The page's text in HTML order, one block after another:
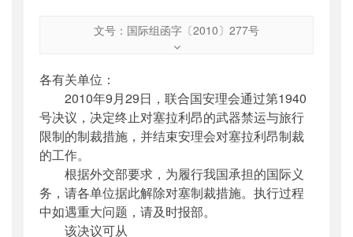
文号：国际组函字〔2010〕277号
国际组函字〔2010〕277号
公开日期 ：
主题词 ：
安理会;决议;执行;1940号
机构分类：国际合作司
主题分类
公文类型：部函
各有关单位：
2010年9月29日，联合国安理会通过第1940
号决议，决定终止对塞拉利昂的武器禁运与旅行
限制的制裁措施，并结束安理会对塞拉利昂制裁
的工作。
根据外交部要求，为履行我国承担的国际义
务，请各单位据此解除对塞制裁措施。执行过程
中如遇重大问题，请及时报部。
该决议可从